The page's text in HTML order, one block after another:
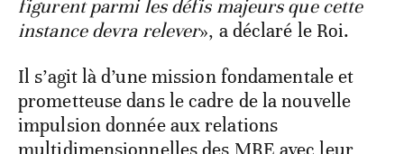
figurent parmi les défis majeurs que cette
instance devra relever», a déclaré le Roi.
Il s’agit là d’une mission fondamentale et
prometteuse dans le cadre de la nouvelle
impulsion donnée aux relations